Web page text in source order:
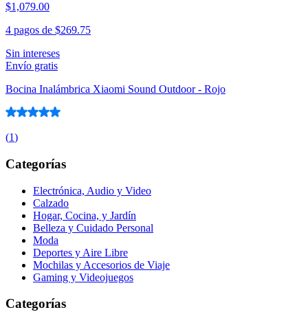
$1,079.00
4 pagos de $269.75
Sin intereses
Envío gratis
Bocina Inalámbrica Xiaomi Sound Outdoor - Rojo
(1)
Categorías
Electrónica, Audio y Video
Calzado
Hogar, Cocina, y Jardín
Belleza y Cuidado Personal
Moda
Deportes y Aire Libre
Mochilas y Accesorios de Viaje
Gaming y Videojuegos
Categorías